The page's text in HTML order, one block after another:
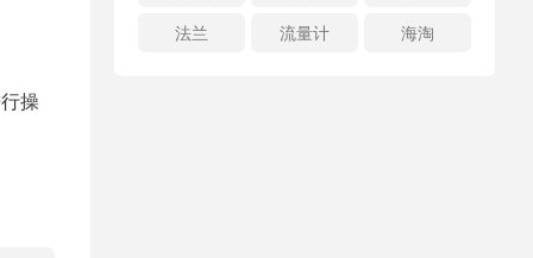
操
法兰
流量计 海淘